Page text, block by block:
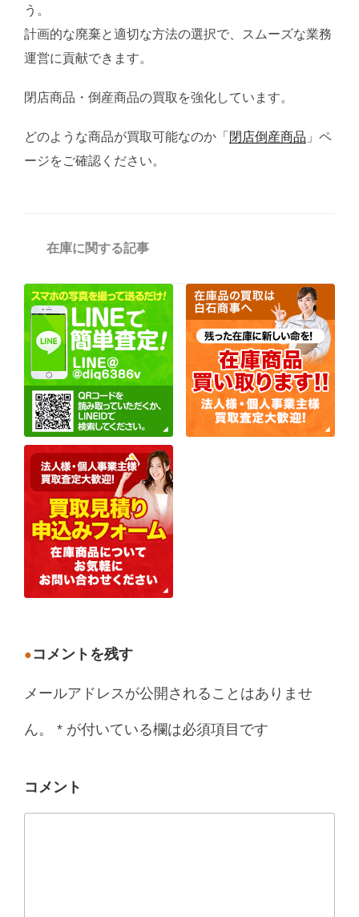
う。
計画的な廃棄と適切な方法の選択で、スムーズな業務
運営に貢献できます。
閉店商品・倒産商品の買取を強化しています。
どのような商品が買取可能なのか「 閉店倒産商品 」ペ
ージをご確認ください。
カ
ー
在庫に関する記事
コメントを残す
メールアドレスが公開されることはありませ
ん。 * が付いている欄は必須項目です
コメント